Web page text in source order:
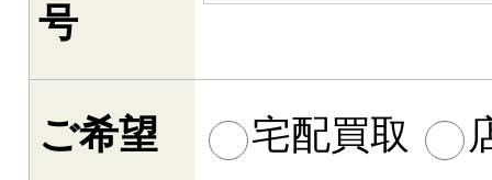
号
ご希望 宅配買取